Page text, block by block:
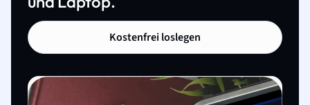
Kostenfrei loslegen